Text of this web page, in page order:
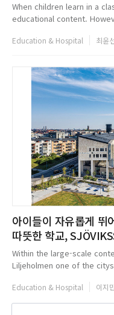
When children learn in a
educational content.
we avoid...
Education & Hospital 최윤
아이들이 자유롭게 뛰
따뜻한 학교,
Within the large-scale
Liljeholmen one of the
context, while t...
Education & Hospital 이지민